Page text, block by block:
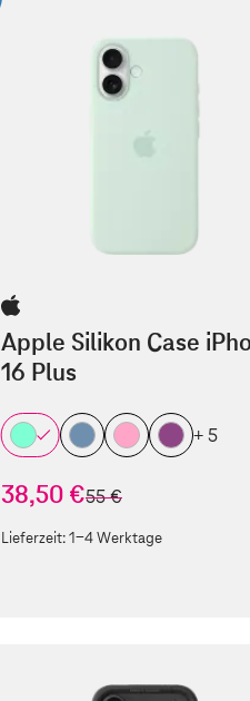
Apple Silikon Case
16 Plus
+ 5
38,50 €statt
55 €
Lieferzeit:1-4 Werktage